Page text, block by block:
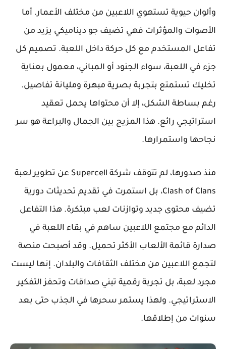
وألوان حيوية تستهوي اللاعبين من مختلف الأعمار. أما
الأصوات والمؤثرات فهي تضيف جو ديناميكي يزيد من
تفاعل المستخدم مع كل حركة داخل اللعبة. تصميم كل
جزء في اللعبة، سواء الجنود أو المباني، معمول بعناية
تخليك تستمتع بتجربة بصرية مبهرة ومليانة تفاصيل.
رغم بساطة الشكل، إلا أن محتواها يحمل تعقيد
استراتيجي رائع. هذا المزيج بين الجمال والبراعة هو سر
نجاحها واستمرارها.
منذ صدورها، لم تتوقف شركة Supercell عن تطوير لعبة
Clash of Clans، بل استمرت في تقديم تحديثات دورية
تضيف محتوى جديد وتوازنات لعب مبتكرة. هذا التفاعل
الدائم مع مجتمع اللاعبين ساهم في بقاء اللعبة في
صدارة قائمة الألعاب الأكثر تحميل. وقد أصبحت منصة
لتجمع اللاعبين من مختلف الثقافات والبلدان. إنها ليست
مجرد لعبة، بل تجربة رقمية تبني صداقات وتحفز التفكير
الاستراتيجي. ولهذا يستمر سحرها في الجذب حتى بعد
سنوات من إطلاقها.